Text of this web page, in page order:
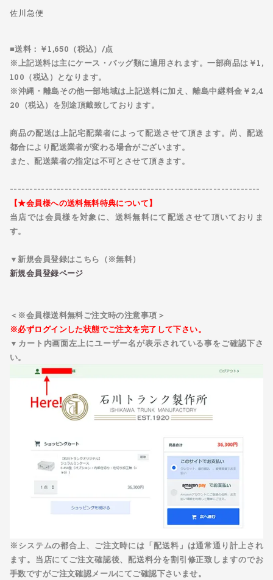
佐川急便
■送料： ￥1,650（税込）/点
※上記送料は主にケース・バッグ類に適用されます。一部商品は￥1,
100（税込）となります。
※沖縄・離島その他一部地域は上記送料に加え、離島中継料金￥2,4
20（税込）を別途頂戴致しております。
商品の配送は上記宅配業者によって配送させて頂きます。尚、配送
都合により配送業者が変わる場合がございます。
また、配送業者の指定は不可とさせて頂きます。
----------------------------------------------------------------
【★会員様への送料無料特典について】
当店では会員様を対象に、 送料無料にて配送させて頂いておりま
す。
▼新規会員登録はこちら（※無料）
新規会員登録ページ
＜※会員様送料無料ご注文時の注意事項＞
※必ずログインした状態でご注文を完了して下さい。
▼カート内画面左上にユーザー名が表示されている事をご確認下さ
い。
※システムの都合上、ご注文時には「配送料」は通常通り計上され
ます。 当店にてご注文確認後、配送料分を割引修正致しますのでお
手数ですがご注文確認メールにてご確認下さいませ。